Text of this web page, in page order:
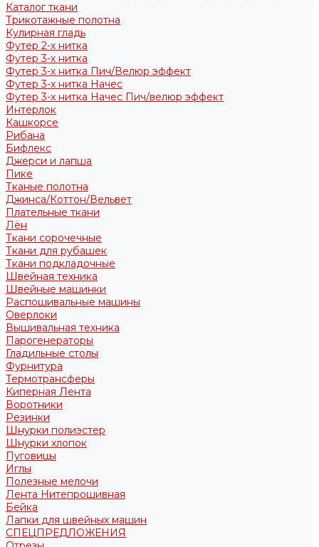
Каталог ткани
Трикотажные полотна
Кулирная гладь
Футер 2-х нитка
Футер 3-х нитка
Футер 3-х нитка Пич/Велюр эффект
Футер 3-х нитка Начес
Футер 3-х нитка Начес Пич/велюр эффект
Интерлок
Кашкорсе
Рибана
Бифлекс
Джерси и лапша
Пике
Тканые полотна
Джинса/Коттон/Вельвет
Плательные ткани
Лён
Ткани сорочечные
Ткани для рубашек
Ткани подкладочные
Швейная техника
Швейные машинки
Распошивальные машины
Оверлоки
Вышивальная техника
Парогенераторы
Гладильные столы
Фурнитура
Термотрансферы
Киперная Лента
Воротники
Резинки
Шнурки полиэстер
Шнурки хлопок
Пуговицы
Иглы
Полезные мелочи
Лента Нитепрошивная
Бейка
Лапки для швейных машин
СПЕЦПРЕДЛОЖЕНИЯ